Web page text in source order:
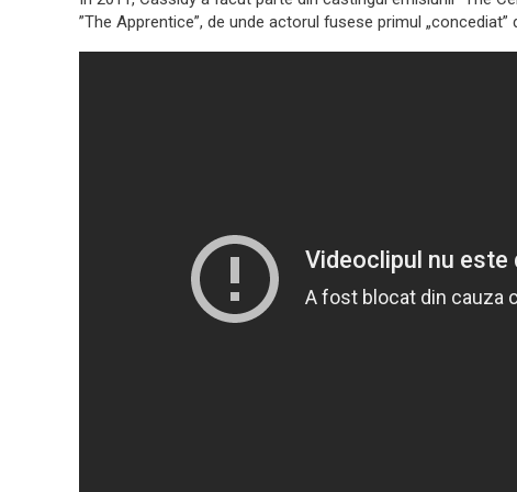
”The Apprentice”, de unde actorul fusese primul „concediat”